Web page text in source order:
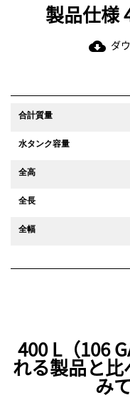
製品仕様
cloud_download ダ
合計質量
水タンク容量
全高
全長
全幅
400 L（106
れる製品と比
み